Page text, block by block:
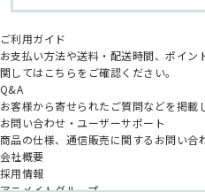
ご利用ガイド
お支払い方法や送料・配送時間、ポイン
関してはこちらをご確認ください。
Q&A
お客様から寄せられたご質問などを掲載
お問い合わせ・ユーザーサポート
商品の仕様、通信販売に関するお問い合
会社概要
採用情報